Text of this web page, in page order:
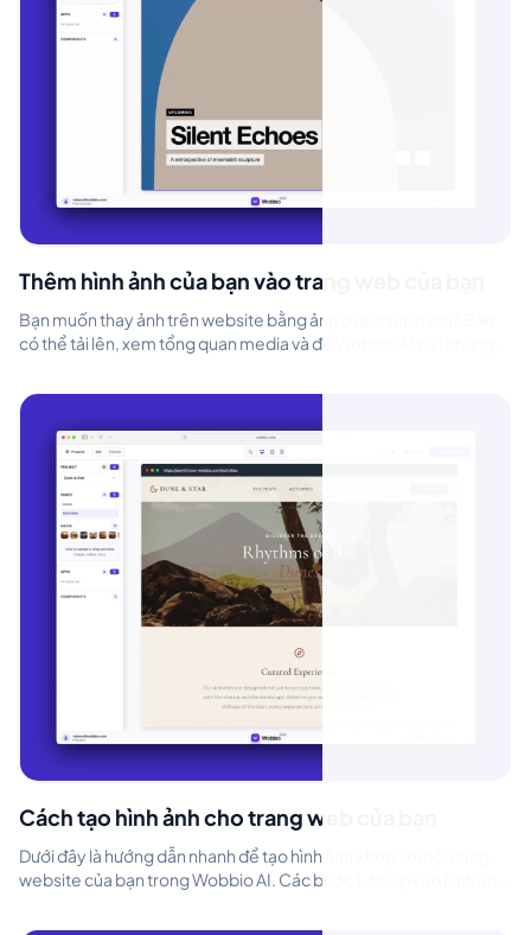
Thêm hình ảnh của bạn vào trang web của bạn
Bạn muốn thay ảnh trên website bằng ảnh của chính mình? Bạn
có thể tải lên, xem tổng quan media và để Wobbio AI đặt chúng
Cách tạo hình ảnh cho trang web của bạn
Dưới đây là hướng dẫn nhanh để tạo hình ảnh khớp với nội dung
website của bạn trong Wobbio AI. Các bước 1. Nhấp vào hình ảnh